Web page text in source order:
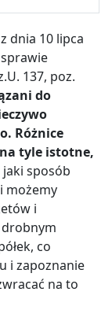
dnia 10 lipca
137, poz.
do
Różnice
tyle istotne,
jaki sposób
możemy
i
co
i zapoznanie
na to